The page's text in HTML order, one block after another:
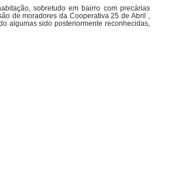
sobretudo em bairro com precárias
de moradores da Cooperativa 25 de Abril ,
algumas sido posteriormente reconhecidas,